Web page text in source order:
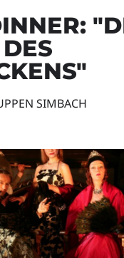
SIMBACH